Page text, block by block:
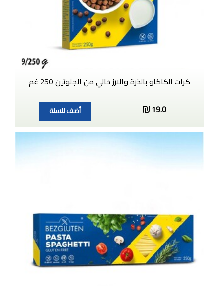
كرات الكاكاو بالذرة والارز خالي من الجلوتين 250 غم
19.0
أضف للسلة